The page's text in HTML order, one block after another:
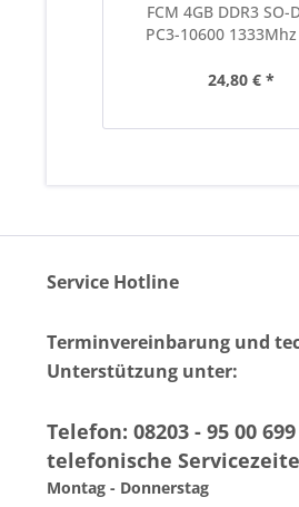
FCM 4GB DDR3 SO-
PC3-10600
24,80 € *
Service Hotline
Terminvereinbarung und
Unterstützung unter:
Telefon: 08203 - 95 00 699
telefonische
Montag - Donnerstag